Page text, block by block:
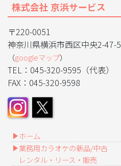
株式会社 京浜サービス
〒220-0051
神奈川県横浜市西区中央2-47-5
（googleマップ）
TEL：045-320-9595（代表）
FAX：045-320-9598
ホーム
業務用カラオケの新品/中古
レンタル・リース・販売